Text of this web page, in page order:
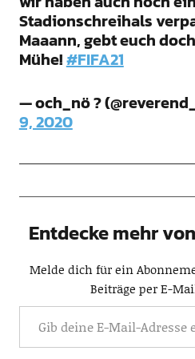
Stadionschreihals
Maaann, gebt euch
Mühe!#FIFA21
— och_nö ?
9, 2020
Entdecke mehr
Melde dich für ein
Beiträge per E-